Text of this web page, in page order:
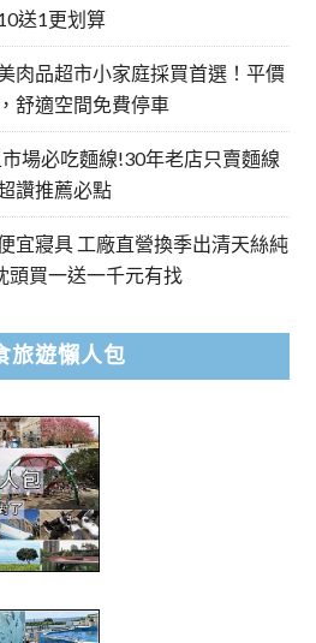
送1更划算
肉品超市小家庭採買首選！平價
舒適空間免費停車
場必吃麵線!30年老店只賣麵線
讚推薦必點
宜寢具 工廠直營換季出清天絲純
頭買一送一千元有找
旅遊懶人包